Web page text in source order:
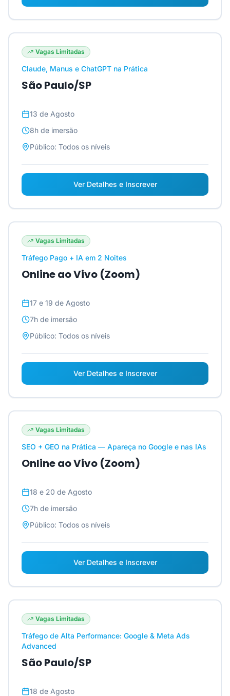
Vagas Limitadas
Claude, Manus e ChatGPT na Prática
São Paulo/SP
13 de Agosto
8h de imersão
Público: Todos os níveis
Ver Detalhes e Inscrever
Vagas Limitadas
Tráfego Pago + IA em 2 Noites
Online ao Vivo (Zoom)
17 e 19 de Agosto
7h de imersão
Público: Todos os níveis
Ver Detalhes e Inscrever
Vagas Limitadas
SEO + GEO na Prática — Apareça no Google e nas IAs
Online ao Vivo (Zoom)
18 e 20 de Agosto
7h de imersão
Público: Todos os níveis
Ver Detalhes e Inscrever
Vagas Limitadas
Tráfego de Alta Performance: Google & Meta Ads
Advanced
São Paulo/SP
18 de Agosto